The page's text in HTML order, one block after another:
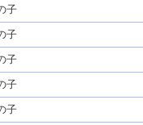
子
子
子
子
子